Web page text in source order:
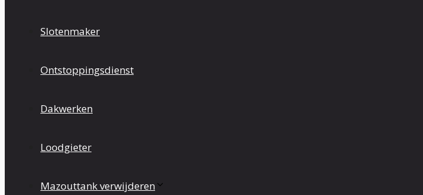
Slotenmaker
Ontstoppingsdienst
Dakwerken
Loodgieter
Mazouttank verwijderen